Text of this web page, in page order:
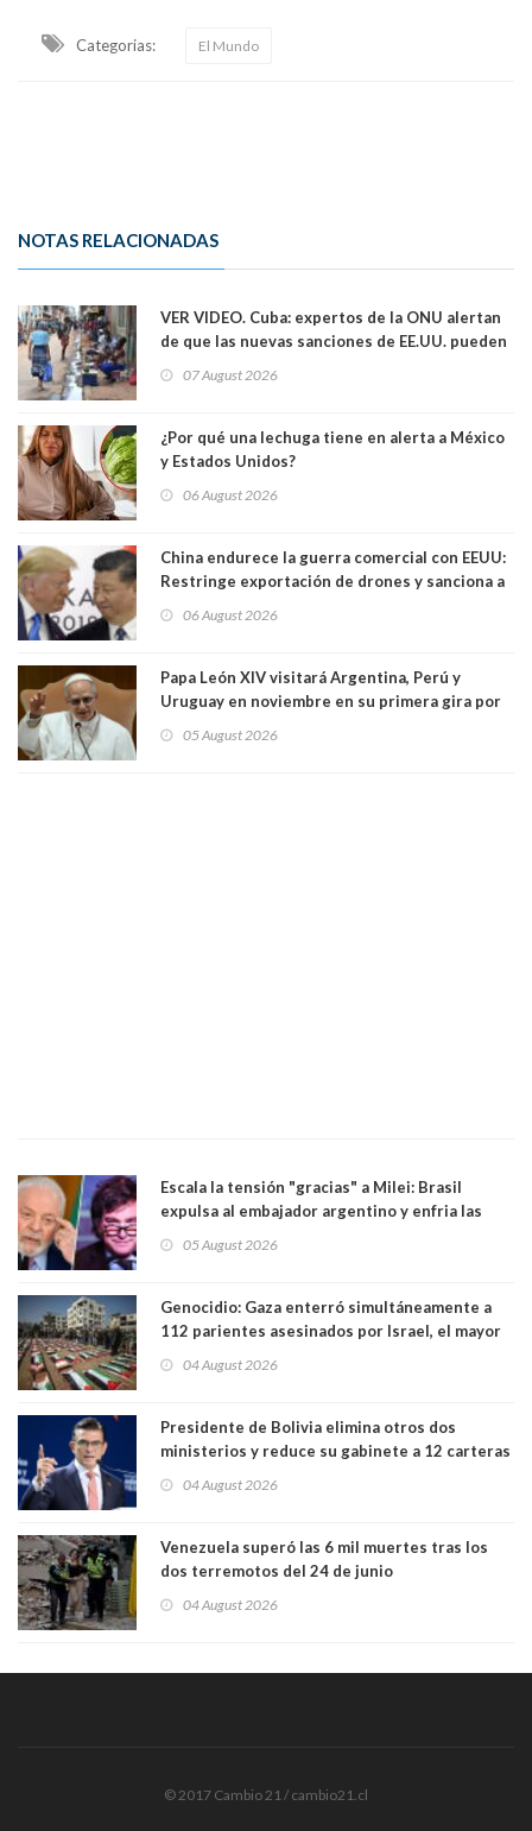
Categorias: El Mundo
NOTAS RELACIONADAS
VER VIDEO. Cuba: expertos de la ONU alertan
de que las nuevas sanciones de EE.UU. pueden
07 August 2026
¿Por qué una lechuga tiene en alerta a México
y Estados Unidos?
06 August 2026
China endurece la guerra comercial con EEUU:
Restringe exportación de drones y sanciona a
06 August 2026
Papa León XIV visitará Argentina, Perú y
Uruguay en noviembre en su primera gira por
05 August 2026
Escala la tensión "gracias" a Milei: Brasil
expulsa al embajador argentino y enfria las
trasandino
05 August 2026
Genocidio: Gaza enterró simultáneamente a
112 parientes asesinados por Israel, el mayor
muertos figuran 44 niños y nueve ancianos
04 August 2026
Presidente de Bolivia elimina otros dos
ministerios y reduce su gabinete a 12 carteras
04 August 2026
Venezuela superó las 6 mil muertes tras los
dos terremotos del 24 de junio
04 August 2026
© 2017 Cambio 21 / cambio21.cl